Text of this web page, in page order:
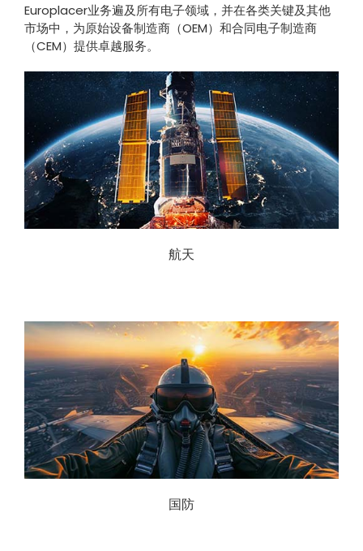
Europlacer业务遍及所有电子领域，并在各类关键及其他
市场中，为原始设备制造商（OEM）和合同电子制造商
（CEM）提供卓越服务。
航天
国防